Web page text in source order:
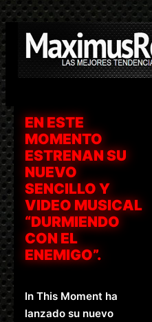
Saltar
al
contenido
EN ESTE
MOMENTO
ESTRENAN SU
NUEVO
SENCILLO Y
VIDEO MUSICAL
“DURMIENDO
CON EL
ENEMIGO”.
In This Moment ha
lanzado su nuevo